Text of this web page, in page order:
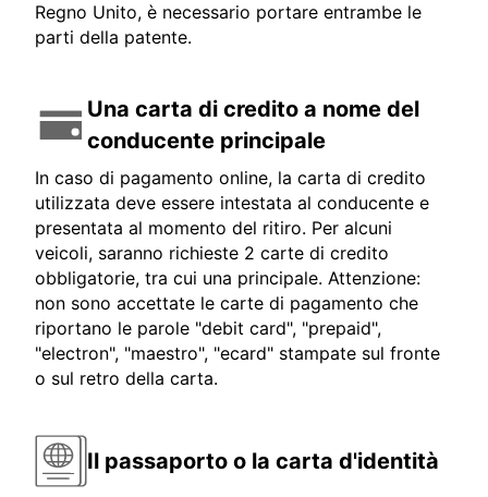
Regno Unito, è necessario portare entrambe le
parti della patente.
Una carta di credito a nome del
conducente principale
In caso di pagamento online, la carta di credito
utilizzata deve essere intestata al conducente e
presentata al momento del ritiro. Per alcuni
veicoli, saranno richieste 2 carte di credito
obbligatorie, tra cui una principale. Attenzione:
non sono accettate le carte di pagamento che
riportano le parole "debit card", "prepaid",
"electron", "maestro", "ecard" stampate sul fronte
o sul retro della carta.
Il passaporto o la carta d'identità